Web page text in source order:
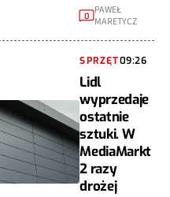
0
PAWEŁ
MARETYCZ
SPRZĘT09:26
Lidl
wyprzedaje
ostatnie
sztuki. W
MediaMarkt
2 razy
drożej